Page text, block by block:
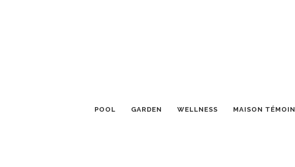
POOL GARDEN WELLNESS MAISON TÉMOIN